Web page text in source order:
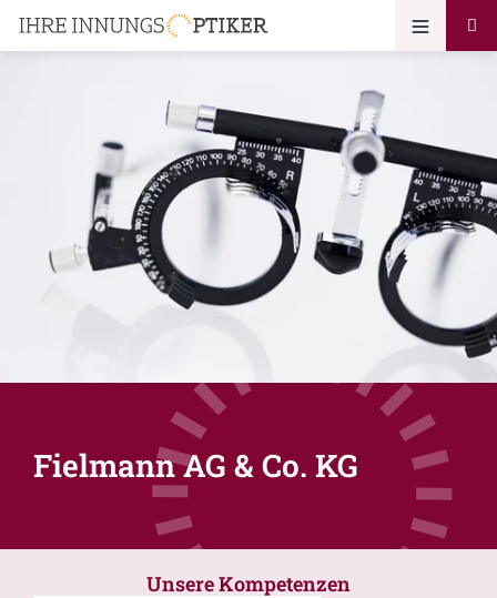
Fielmann AG & Co. KG
Unsere Kompetenzen